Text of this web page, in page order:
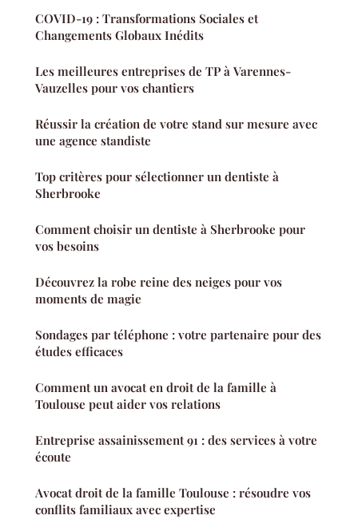
COVID-19 : Transformations Sociales et
Changements Globaux Inédits
Les meilleures entreprises de TP à Varennes-
Vauzelles pour vos chantiers
Réussir la création de votre stand sur mesure avec
une agence standiste
Top critères pour sélectionner un dentiste à
Sherbrooke
Comment choisir un dentiste à Sherbrooke pour
vos besoins
Découvrez la robe reine des neiges pour vos
moments de magie
Sondages par téléphone : votre partenaire pour des
études efficaces
Comment un avocat en droit de la famille à
Toulouse peut aider vos relations
Entreprise assainissement 91 : des services à votre
écoute
Avocat droit de la famille Toulouse : résoudre vos
conflits familiaux avec expertise